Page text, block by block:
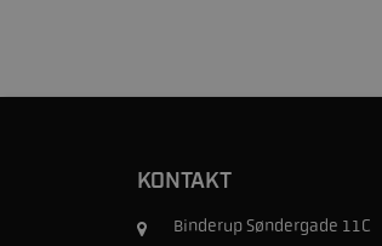
KONTAKT
Binderup Søndergade 11C